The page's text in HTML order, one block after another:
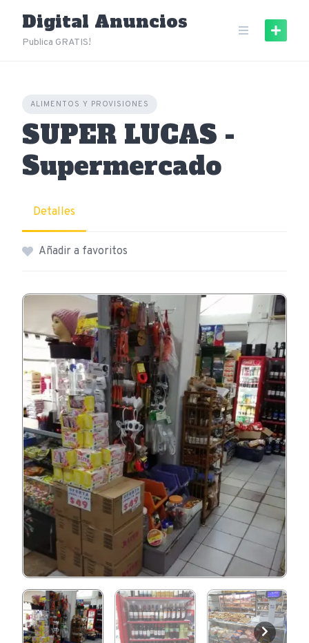
content
Digital Anuncios
Publica GRATIS!
ALIMENTOS Y PROVISIONES
SUPER LUCAS -
Supermercado
Detalles
Añadir a favoritos